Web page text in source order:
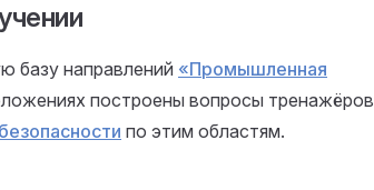
базу направлений «Промышленная
построены вопросы тренажёров
по этим областям.